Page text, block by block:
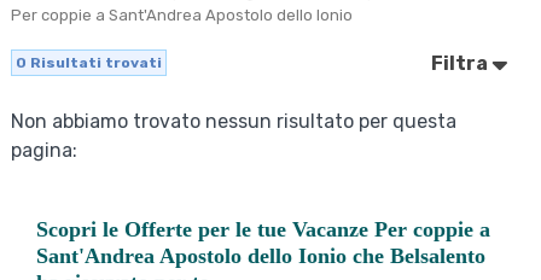
Per coppie a Sant'Andrea Apostolo dello Ionio
0 Risultati trovati Filtra
Non abbiamo trovato nessun risultato per questa
pagina:
Scopri leOfferte per le tue Vacanze Per coppie a
Sant'Andrea Apostolo dello Ionio che Belsalento